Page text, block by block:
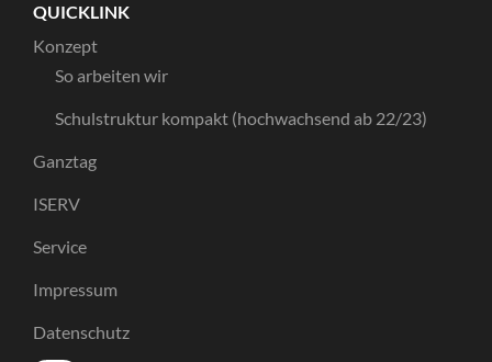
QUICKLINK
Konzept
So arbeiten wir
Schulstruktur kompakt (hochwachsend ab 22/23)
Ganztag
ISERV
Service
Impressum
Datenschutz